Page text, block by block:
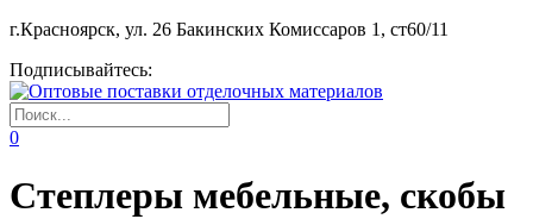
г.Красноярск, ул. 26 Бакинских Комиссаров 1, ст60/11
Подписывайтесь:
0
Степлеры мебельные, скобы